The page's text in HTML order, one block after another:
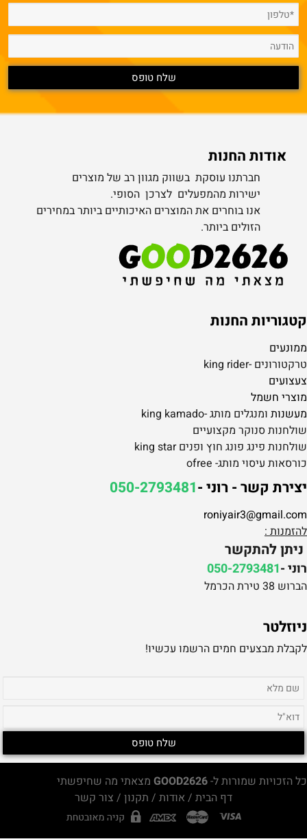
אודות החנות
חברתנו עוסקת בשווק מגוון רב של מוצרים
ישירות מהמפעלים לצרכן הסופי.
אנו בוחרים את המוצרים האיכותיים ביותר במחירים
הזולים ביותר.
קטגוריות החנות
ממונעים
טרקטורונים -king rider
צעצועים
מוצרי חשמל
מעשנות ומנגלים מותג -king kamado
שולחנות סנוקר מקצועיים
שולחנות פינג פונג חוץ ופנים king star
כורסאות עיסוי מותג- ofree
יצירת קשר - רוני -050-2793481
roniyair3@gmail.com
להזמנות :
ניתן להתקשר
רוני -050-2793481
הברוש 38 טירת הכרמל
ניוזלטר
לקבלת מבצעים חמים הרשמו עכשיו!
כל הזכויות שמורות ל-GOOD2626 מצאתי מה שחיפשתי
דף הבית / אודות / תקנון / צור קשר